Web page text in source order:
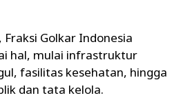
Golkar Indonesia
hal, mulai infrastruktur
fasilitas kesehatan, hingga
dan tata kelola.